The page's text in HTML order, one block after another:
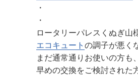
・
・
ロータリーパレスくぬぎ山
エコキュート の調子が悪く
まだ通常通りお使いの方も、
早めの交換をご検討された